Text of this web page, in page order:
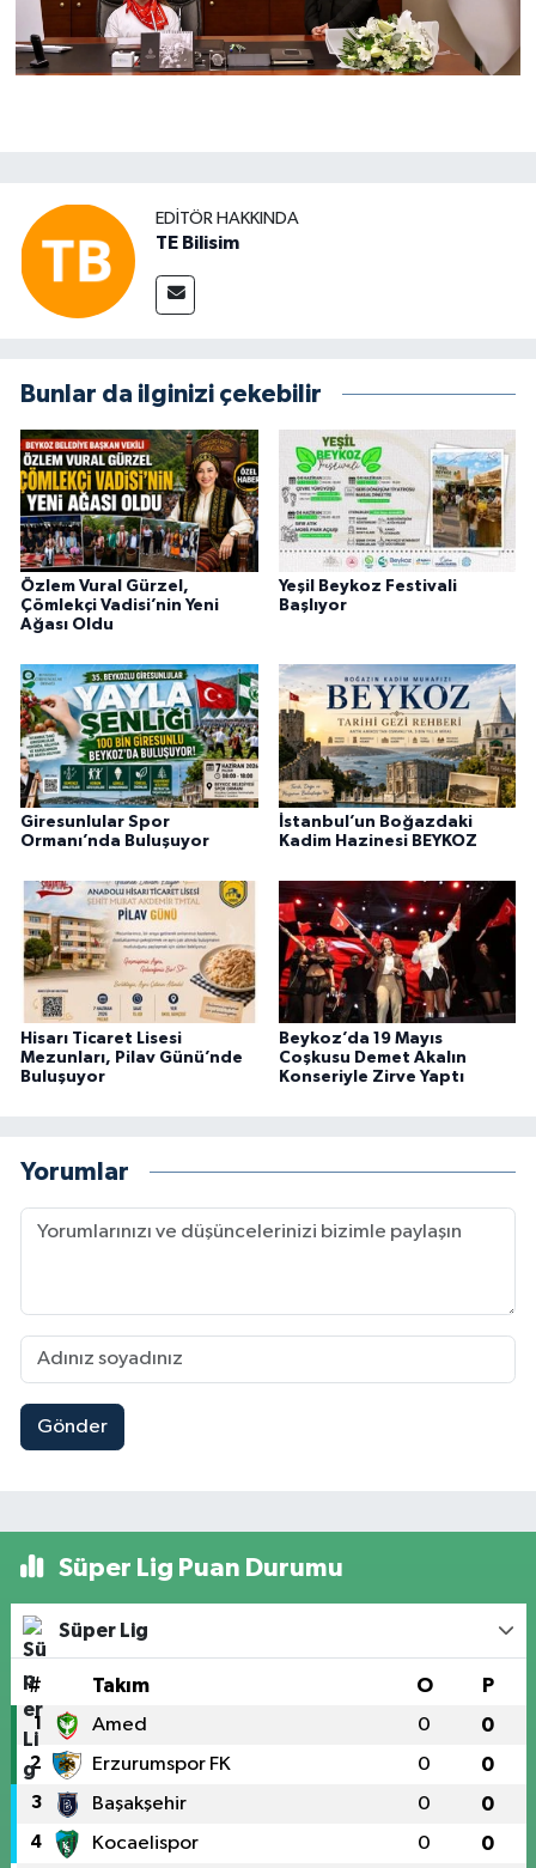
EDITÖR HAKKINDA
TE Bilisim
Bunlar da ilginizi çekebilir
Özlem Vural Gürzel,
Çömlekçi Vadisi’nin Yeni
Ağası Oldu
Yeşil Beykoz Festivali
Başlıyor
Giresunlular Spor
Ormanı’nda Buluşuyor
İstanbul’un Boğazdaki
Kadim Hazinesi BEYKOZ
Hisarı Ticaret Lisesi
Mezunları, Pilav Günü’nde
Buluşuyor
Beykoz’da 19 Mayıs
Coşkusu Demet Akalın
Konseriyle Zirve Yaptı
Yorumlar
Gönder
Süper Lig Puan Durumu
Süper Lig
# Takım O P
1 Amed 0 0
2 Erzurumspor FK 0 0
3 Başakşehir 0 0
4 Kocaelispor 0 0